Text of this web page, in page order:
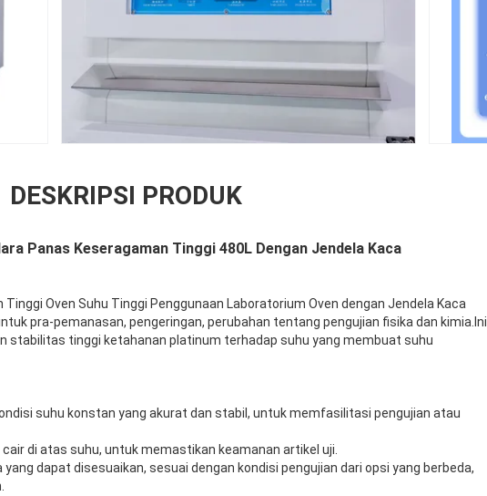
DESKRIPSI PRODUK
Panas Keseragaman Tinggi 480L Dengan Jendela Kaca
Oven Suhu Tinggi Penggunaan Laboratorium Oven dengan Jendela Kaca
pra-pemanasan, pengeringan, perubahan tentang pengujian fisika dan kimia.Ini
stabilitas tinggi ketahanan platinum terhadap suhu yang membuat suhu
suhu konstan yang akurat dan stabil, untuk memfasilitasi pengujian atau
di atas suhu, untuk memastikan keamanan artikel uji.
dapat disesuaikan, sesuai dengan kondisi pengujian dari opsi yang berbeda,